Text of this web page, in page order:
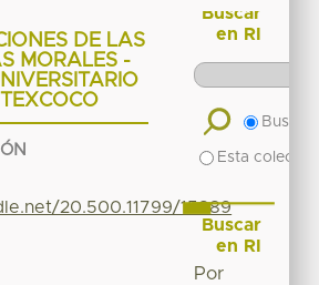
DE LAS
MORALES -
20.500.11799/15889
Buscar
en RI
Buscar
Esta
Buscar
en RI
Por